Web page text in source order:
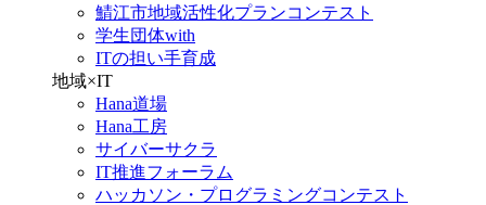
鯖江市地域活性化プランコンテスト
学生団体with
ITの担い手育成
地域×IT
Hana道場
Hana工房
サイバーサクラ
IT推進フォーラム
ハッカソン・プログラミングコンテスト